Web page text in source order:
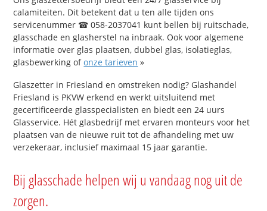
calamiteiten. Dit betekent dat u ten alle tijden ons
servicenummer ☎ 058-2037041 kunt bellen bij ruitschade,
glasschade en glasherstel na inbraak. Ook voor algemene
informatie over glas plaatsen, dubbel glas, isolatieglas,
glasbewerking ofonze tarieven »
Glaszetter in Friesland en omstreken nodig? Glashandel
Friesland is PKVW erkend en werkt uitsluitend met
gecertificeerde glasspecialisten en biedt een 24 uurs
Glasservice. Hét glasbedrijf met ervaren monteurs voor het
plaatsen van de nieuwe ruit tot de afhandeling met uw
verzekeraar, inclusief maximaal 15 jaar garantie.
Bij glasschade helpen wij u vandaag nog uit de
zorgen.